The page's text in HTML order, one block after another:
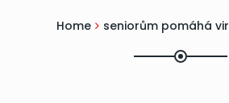
Home seniorům pomáhá